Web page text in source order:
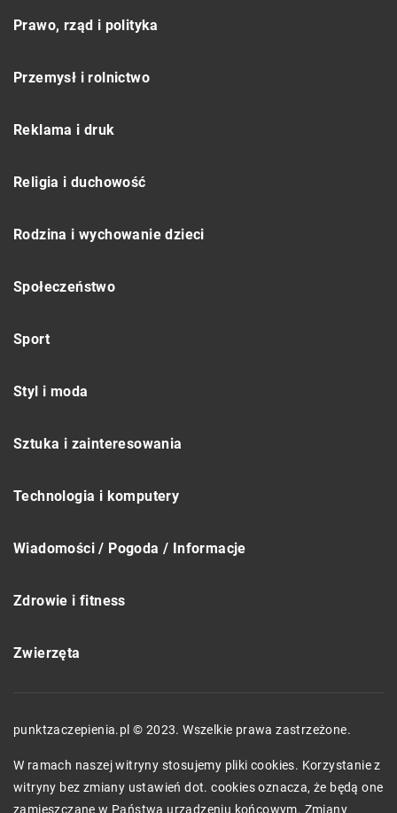
Prawo, rząd i polityka
Przemysł i rolnictwo
Reklama i druk
Religia i duchowość
Rodzina i wychowanie dzieci
Społeczeństwo
Sport
Styl i moda
Sztuka i zainteresowania
Technologia i komputery
Wiadomości / Pogoda / Informacje
Zdrowie i fitness
Zwierzęta
punktzaczepienia.pl © 2023. Wszelkie prawa zastrzeżone.
W ramach naszej witryny stosujemy pliki cookies. Korzystanie z
witryny bez zmiany ustawień dot. cookies oznacza, że będą one
zamieszczane w Państwa urządzeniu końcowym. Zmiany